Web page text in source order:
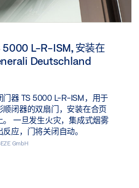
5000 L-R-ISM, 安装在
Deutschland
门器 TS 5000 L-R-ISM，用于
顺闭器的双扇门，安装在合页
。 一旦发生火灾，集成式烟雾
应，门将关闭自动。
GmbH